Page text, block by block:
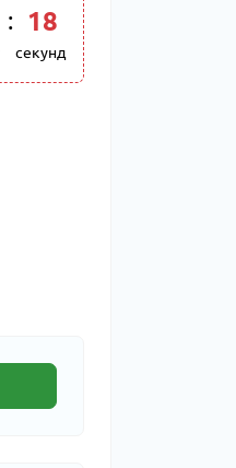
: 17
секунд